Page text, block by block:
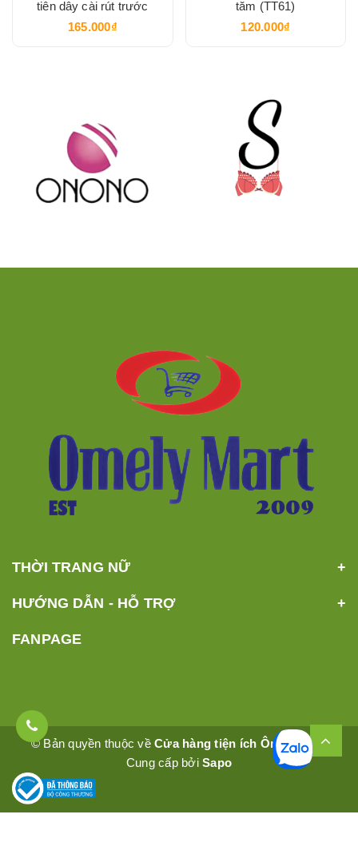
tiên dây cài rút trước
165.000₫
tăm (TT61)
120.000₫
THỜI TRANG NỮ
HƯỚNG DẪN - HỖ TRỢ
FANPAGE
© Bản quyền thuộc vềCửa hàng tiện ích Ômêly Mart
Cung cấp bởiSapo